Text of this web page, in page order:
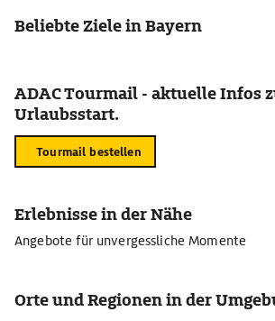
Beliebte Ziele in Bayern
ADAC Tourmail - aktuelle Infos
Urlaubsstart.
Tourmail bestellen
Erlebnisse in der Nähe
Angebote für unvergessliche Momente
Orte und Regionen in der